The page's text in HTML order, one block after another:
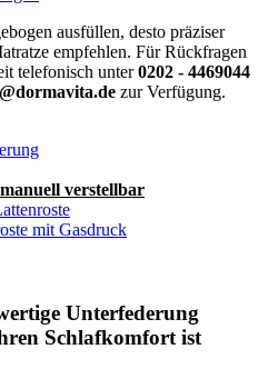
ausfüllen, desto präziser
empfehlen. Für Rückfragen
telefonisch unter0202 - 4469044
zur Verfügung.
verstellbar
mit Gasdruck
Unterfederung
Schlafkomfort ist